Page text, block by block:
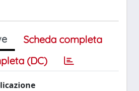
Scheda completa
(DC)